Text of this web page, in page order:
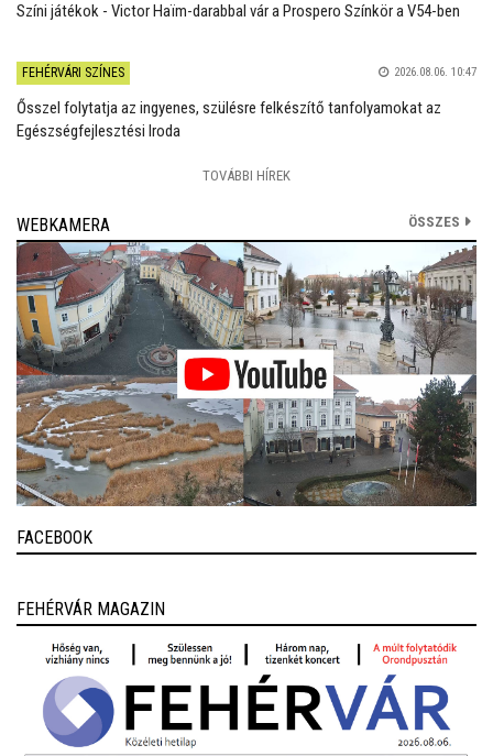
Színi játékok - Victor Haïm-darabbal vár a Prospero Színkör a V54-ben
FEHÉRVÁRI SZÍNES 2026.08.06. 10:47
Ősszel folytatja az ingyenes, szülésre felkészítő tanfolyamokat az
Egészségfejlesztési Iroda
TOVÁBBI HÍREK
WEBKAMERA ÖSSZES
FACEBOOK
FEHÉRVÁR MAGAZIN